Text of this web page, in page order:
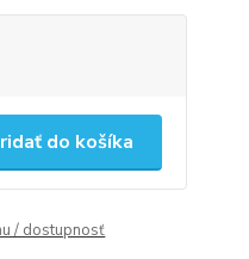
do košíka
/ dostupnosť